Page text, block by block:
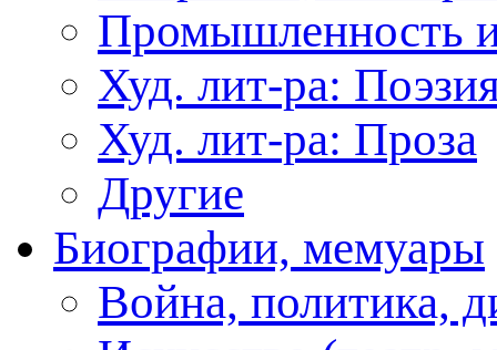
Промышленность
Худ. лит-ра:
Худ. лит-ра: Проза
Другие
Биографии, мемуары
Война, политика,